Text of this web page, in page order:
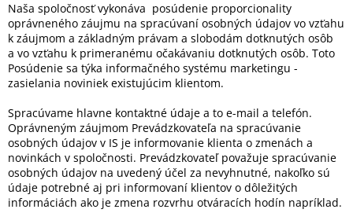
Naša spoločnosť vykonáva posúdenie proporcionality
oprávneného záujmu na spracúvaní osobných údajov vo vzťahu
k záujmom a základným právam a slobodám dotknutých osôb
a vo vzťahu k primeranému očakávaniu dotknutých osôb. Toto
Posúdenie sa týka informačného systému marketingu -
zasielania noviniek existujúcim klientom.
Spracúvame hlavne kontaktné údaje a to e-mail a telefón.
Oprávneným záujmom Prevádzkovateľa na spracúvanie
osobných údajov v IS je informovanie klienta o zmenách a
novinkách v spoločnosti. Prevádzkovateľ považuje spracúvanie
osobných údajov na uvedený účel za nevyhnutné, nakoľko sú
údaje potrebné aj pri informovaní klientov o dôležitých
informáciách ako je zmena rozvrhu otváracích hodín napríklad.